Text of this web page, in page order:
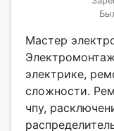
Мастер
электрике,
сложности.
чпу,